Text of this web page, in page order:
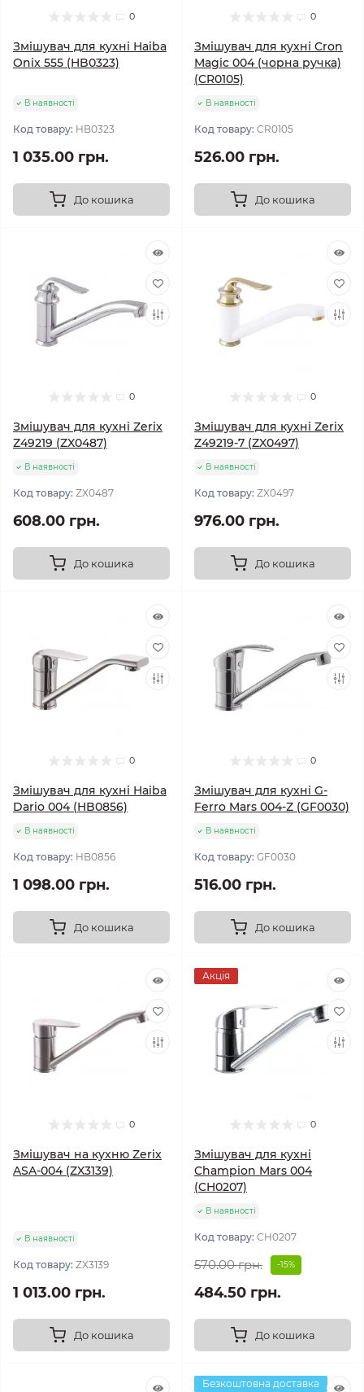
0
Змішувач для кухні Haiba
Onix 555 (HB0323)
В наявності
Код товару: HB0323
1 035.00 грн.
До кошика
0
Змішувач для кухні Cron
Magic 004 (чорна ручка)
(CR0105)
В наявності
Код товару: CR0105
526.00 грн.
До кошика
0
Змішувач для кухні Zerix
Z49219 (ZX0487)
В наявності
Код товару: ZX0487
608.00 грн.
До кошика
0
Змішувач для кухні Zerix
Z49219-7 (ZX0497)
В наявності
Код товару: ZX0497
976.00 грн.
До кошика
0
Змішувач для кухні Haiba
Dario 004 (HB0856)
В наявності
Код товару: HB0856
1 098.00 грн.
До кошика
0
Змішувач для кухні G-
Ferro Mars 004-Z (GF0030)
В наявності
Код товару: GF0030
516.00 грн.
До кошика
0
Змішувач на кухню Zerix
ASA-004 (ZX3139)
В наявності
Код товару: ZX3139
1 013.00 грн.
До кошика
Акція
0
Змішувач для кухні
Champion Mars 004
(CH0207)
В наявності
Код товару: CH0207
570.00 грн. -15%
484.50 грн.
До кошика
Безкоштовна доставка